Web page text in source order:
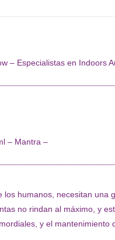
– Especialistas en Indoors
– Mantra –
los humanos, necesitan una
no rindan al máximo, y
y el mantenimiento